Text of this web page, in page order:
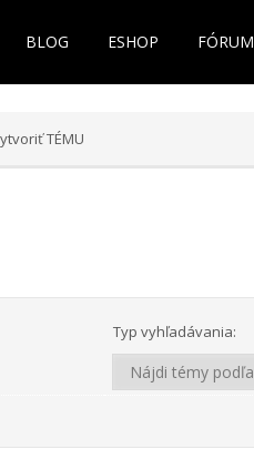
BLOG ESHOP FÓRUM
TÉMU
Typ vyhľadávania: